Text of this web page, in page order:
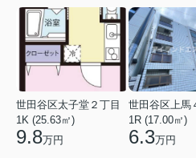
世田谷区太子堂２丁目
1K (25.63㎡)
9.8万円
世田谷区上馬
1R (17.00㎡)
6.3万円